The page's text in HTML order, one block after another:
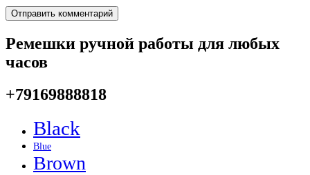
Ремешки ручной работы для любых
часов
+79169888818
Black
Blue
Brown